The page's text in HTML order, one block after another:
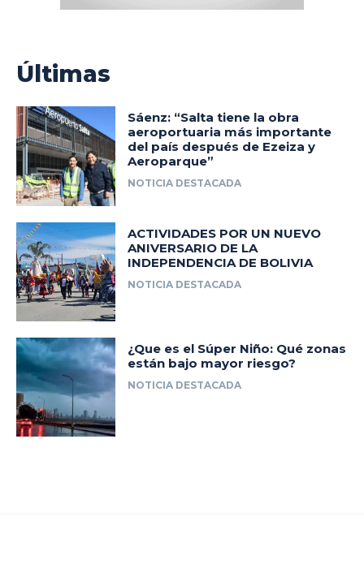
Últimas
Sáenz: “Salta tiene la obra
aeroportuaria más importante
del país después de Ezeiza y
Aeroparque”
NOTICIA DESTACADA
ACTIVIDADES POR UN NUEVO
ANIVERSARIO DE LA
INDEPENDENCIA DE BOLIVIA
NOTICIA DESTACADA
¿Que es el Súper Niño: Qué zonas
están bajo mayor riesgo?
NOTICIA DESTACADA